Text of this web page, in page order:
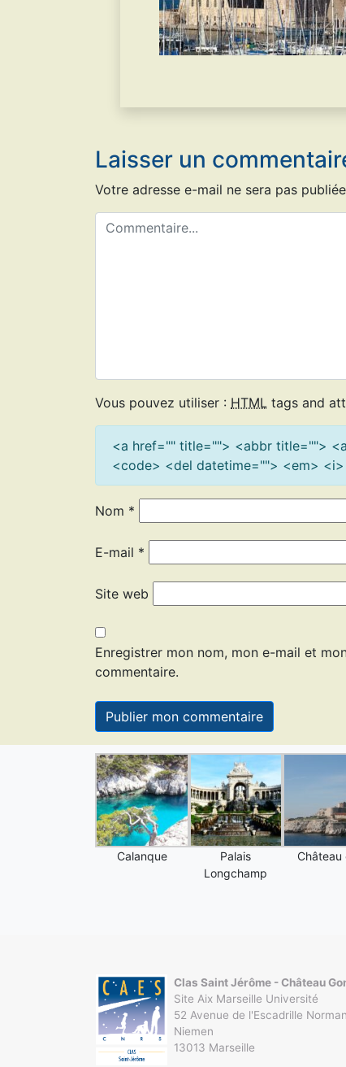
Laisser un
Votre adresse e-mail ne sera pas
Vous pouvez utiliser : HTML tags and
<a href="" title=""> <abbr title="">
<code> <del datetime=""> <em>
Nom *
E-mail *
Site web
Enregistrer mon nom, mon e-mail et
commentaire.
Calanque
Palais
Longchamp
Château
Clas Saint Jérôme - Château
Site Aix Marseille Université
52 Avenue de l'Escadrille
Niemen
13013 Marseille